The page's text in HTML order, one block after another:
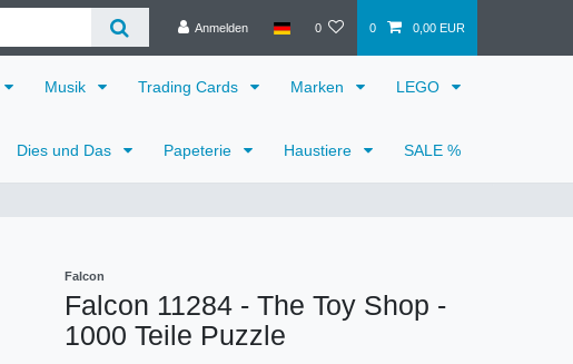
Anmelden 0 0 0,00 EUR
Musik Trading Cards Marken LEGO
Dies und Das Papeterie Haustiere SALE %
Falcon
Falcon 11284 - The Toy Shop -
1000 Teile Puzzle